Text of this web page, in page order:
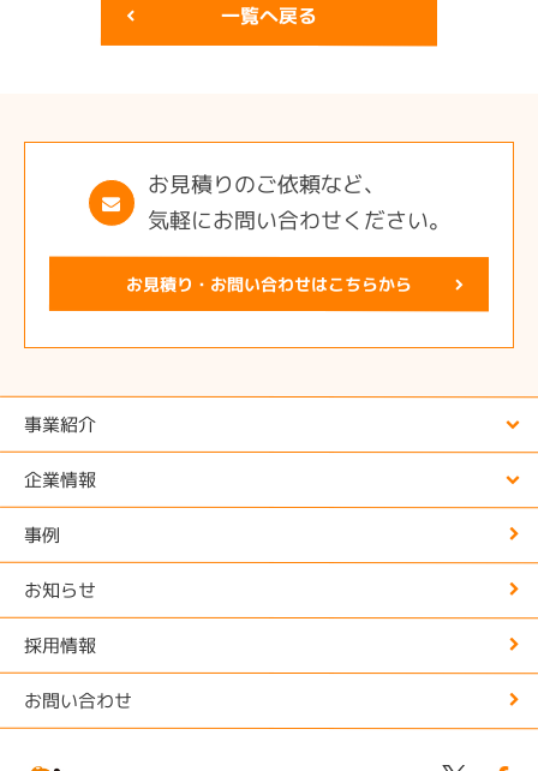
一覧へ戻る
お見積りのご依頼など、
気軽にお問い合わせください。
お見積り・お問い合わせはこちらから
事業紹介
企業情報
事例
お知らせ
採用情報
お問い合わせ